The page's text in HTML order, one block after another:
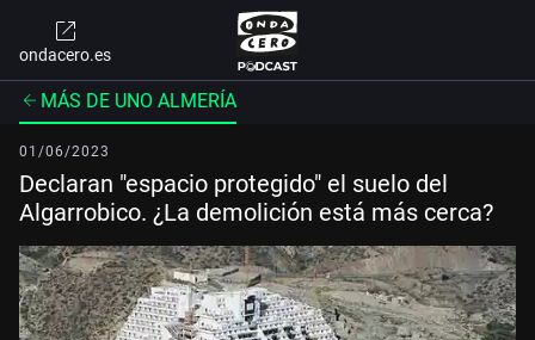
ondacero.es
MÁS DE UNO ALMERÍA
01/06/2023
Declaran "espacio protegido" el suelo del
Algarrobico. ¿La demolición está más cerca?